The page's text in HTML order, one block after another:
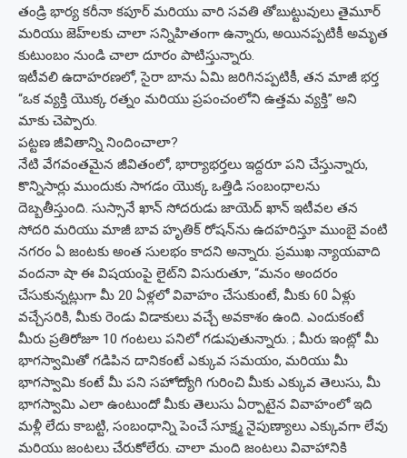
తండ్రి భార్య కరీనా కపూర్ మరియు వారి సవతి తోబుట్టువులు తైమూర్
మరియు జెహ్‌లకు చాలా సన్నిహితంగా ఉన్నారు, అయినప్పటికీ అమృత
కుటుంబం నుండి చాలా దూరం పాటిస్తున్నారు.
ఇటీవలి ఉదాహరణలో, సైరా బాను ఏమి జరిగినప్పటికీ, తన మాజీ భర్త
“ఒక వ్యక్తి యొక్క రత్నం మరియు ప్రపంచంలోని ఉత్తమ వ్యక్తి” అని
మాకు చెప్పారు.
పట్టణ జీవితాన్ని నిందించాలా?
నేటి వేగవంతమైన జీవితంలో, భార్యాభర్తలు ఇద్దరూ పని చేస్తున్నారు,
కొన్నిసార్లు ముందుకు సాగడం యొక్క ఒత్తిడి సంబంధాలను
దెబ్బతీస్తుంది. సుస్సానే ఖాన్ సోదరుడు జాయెద్ ఖాన్ ఇటీవల తన
సోదరి మరియు మాజీ బావ హృతిక్ రోషన్‌ను ఉదహరిస్తూ ముంబై వంటి
నగరం ఏ జంటకు అంత సులభం కాదని అన్నారు. ప్రముఖ న్యాయవాది
వందనా షా ఈ విషయంపై లైట్‌ని విసురుతూ, “మనం అందరం
చేసుకున్నట్లుగా మీ 20 ఏళ్లలో వివాహం చేసుకుంటే, మీకు 60 ఏళ్లు
వచ్చేసరికి, మీకు రెండు విడాకులు వచ్చే అవకాశం ఉంది. ఎందుకంటే
మీరు ప్రతిరోజూ 10 గంటలు పనిలో గడుపుతున్నారు. ; మీరు ఇంట్లో మీ
భాగస్వామితో గడిపిన దానికంటే ఎక్కువ సమయం, మరియు మీ
భాగస్వామి కంటే మీ పని సహోద్యోగి గురించి మీకు ఎక్కువ తెలుసు, మీ
భాగస్వామి ఎలా ఉంటుందో మీకు తెలుసు ఏర్పాటైన వివాహంలో ఇది
మళ్లీ లేదు కాబట్టి, సంబంధాన్ని పెంచే సూక్ష్మ నైపుణ్యాలు ఎక్కువగా లేవు
మరియు జంటలు చేరుకోలేరు. చాలా మంది జంటలు వివాహానికి